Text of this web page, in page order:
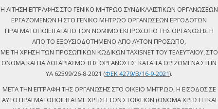
Η ΑΙΤΗΣΗ ΕΓΓΡΑΦΗΣ ΣΤΟ ΓΕΝΙΚΟ ΜΗΤΡΩΟ ΣΥΝΔΙΚΑΛΙΣΤΙΚΩΝ ΟΡΓΑΝΩΣΕΩΝ
ΕΡΓΑΖΟΜΕΝΩΝ Η ΣΤΟ ΓΕΝΙΚΟ ΜΗΤΡΩΟ ΟΡΓΑΝΩΣΕΩΝ ΕΡΓΟΔΟΤΩΝ
ΠΡΑΓΜΑΤΟΠΟΙΕΙΤΑΙ ΑΠΟ ΤΟΝ ΝΟΜΙΜΟ ΕΚΠΡΟΣΩΠΟ ΤΗΣ ΟΡΓΑΝΩΣΗΣ Η
ΑΠΟ ΤΟ ΕΞΟΥΣΙΟΔΟΤΗΜΕΝΟ ΑΠΟ ΑΥΤΟΝ ΠΡΟΣΩΠΟ,
ΜΕ ΤΗ ΧΡΗΣΗ ΤΩΝ ΠΡΟΣΩΠΙΚΩΝ ΚΩΔΙΚΩΝ TAXISNET ΤΟΥ ΤΕΛΕΥΤΑΙΟΥ, ΣΤΟ
ΟΝΟΜΑ ΚΑΙ ΓΙΑ ΛΟΓΑΡΙΑΣΜΟ ΤΗΣ ΟΡΓΑΝΩΣΗΣ, ΚΑΤΑ ΤΑ ΟΡΙΖΟΜΕΝΑ ΣΤΗΝ
ΥΑ 62599/26-8-2021 (ΦΕΚ 4279/Β/16-9-2021).
ΜΕΤΑ ΤΗΝ ΕΓΓΡΑΦΗ ΤΗΣ ΟΡΓΑΝΩΣΗΣ ΣΤΟ ΟΙΚΕΙΟ ΜΗΤΡΩΟ, Η ΕΙΣΟΔΟΣ ΣΕ
ΑΥΤΟ ΠΡΑΓΜΑΤΟΠΟΙΕΙΤΑΙ ΜΕ ΧΡΗΣΗ ΤΩΝ ΣΤΟΙΧΕΙΩΝ (ΟΝΟΜΑ ΧΡΗΣΤΗ ΚΑΙ